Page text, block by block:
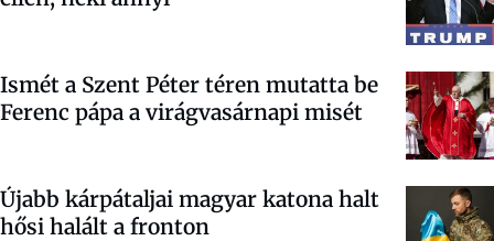
Ismét a Szent Péter téren mutatta be
Ferenc pápa a virágvasárnapi misét
Újabb kárpátaljai magyar katona halt
hősi halált a fronton